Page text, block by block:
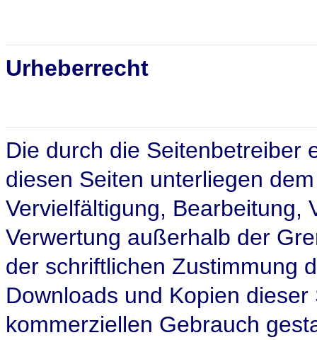
Urheberrecht
Die durch die Seitenbetreiber
diesen Seiten unterliegen
Vervielfältigung, Bearbeitung,
Verwertung außerhalb der
der schriftlichen Zustimmung
Downloads und Kopien
kommerziellen Gebrauch